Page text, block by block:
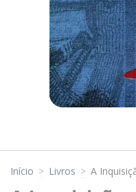
Início > Livros > A